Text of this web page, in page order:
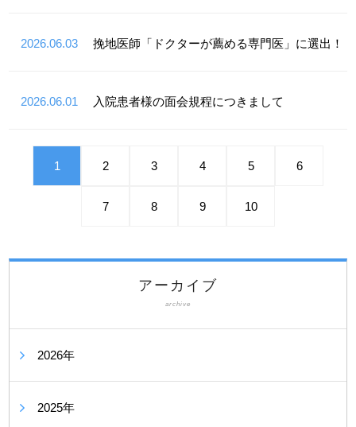
2026.06.03 挽地医師「ドクターが薦める専門医」に選出！
2026.06.01 入院患者様の面会規程につきまして
1 2 3 4 5 6
7 8 9 10
アーカイブ
archive
2026年
2025年